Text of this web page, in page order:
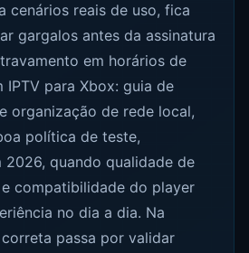
cenários reais de uso, fica
gargalos antes da assinatura
em horários de
para Xbox: guia de
organização de rede local,
política de teste,
2026, quando qualidade de
compatibilidade do player
no dia a dia. Na
passa por validar